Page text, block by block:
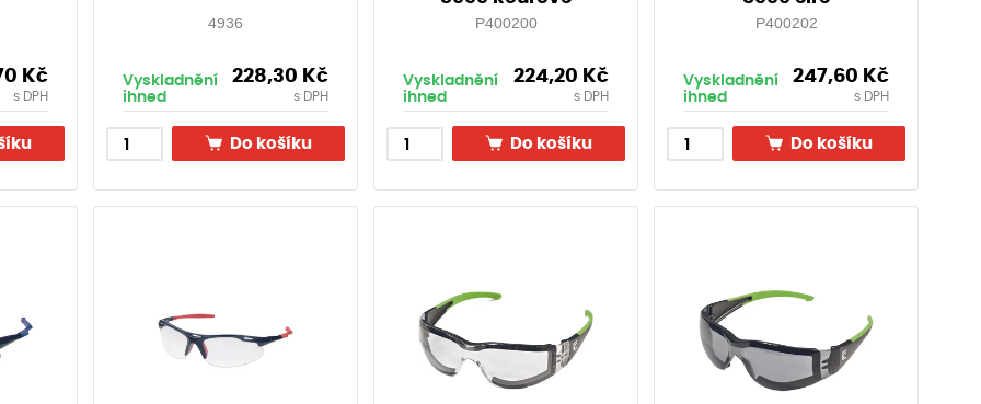
Kč
s DPH
4936
Vyskladnění
ihned
228,30 Kč
s DPH
Do košíku
P400200
Vyskladnění
ihned
224,20 Kč
s DPH
Do košíku
P400202
Vyskladnění
ihned
247,60 Kč
s DPH
Do košíku